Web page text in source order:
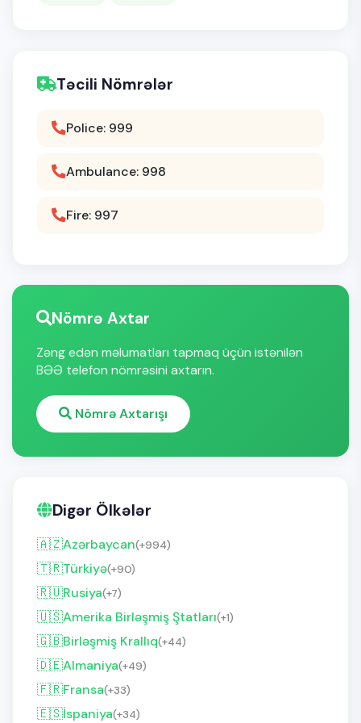
Təcili Nömrələr
Police: 999
Ambulance: 998
Fire: 997
Nömrə Axtar
Zəng edən məlumatları tapmaq üçün istənilən
BƏƏ telefon nömrəsini axtarın.
Nömrə Axtarışı
Digər Ölkələr
🇦🇿Azərbaycan(+994)
🇹🇷Türkiyə(+90)
🇷🇺Rusiya(+7)
🇺🇸Amerika Birləşmiş Ştatları(+1)
🇬🇧Birləşmiş Krallıq(+44)
🇩🇪Almaniya(+49)
🇫🇷Fransa(+33)
🇪🇸İspaniya(+34)